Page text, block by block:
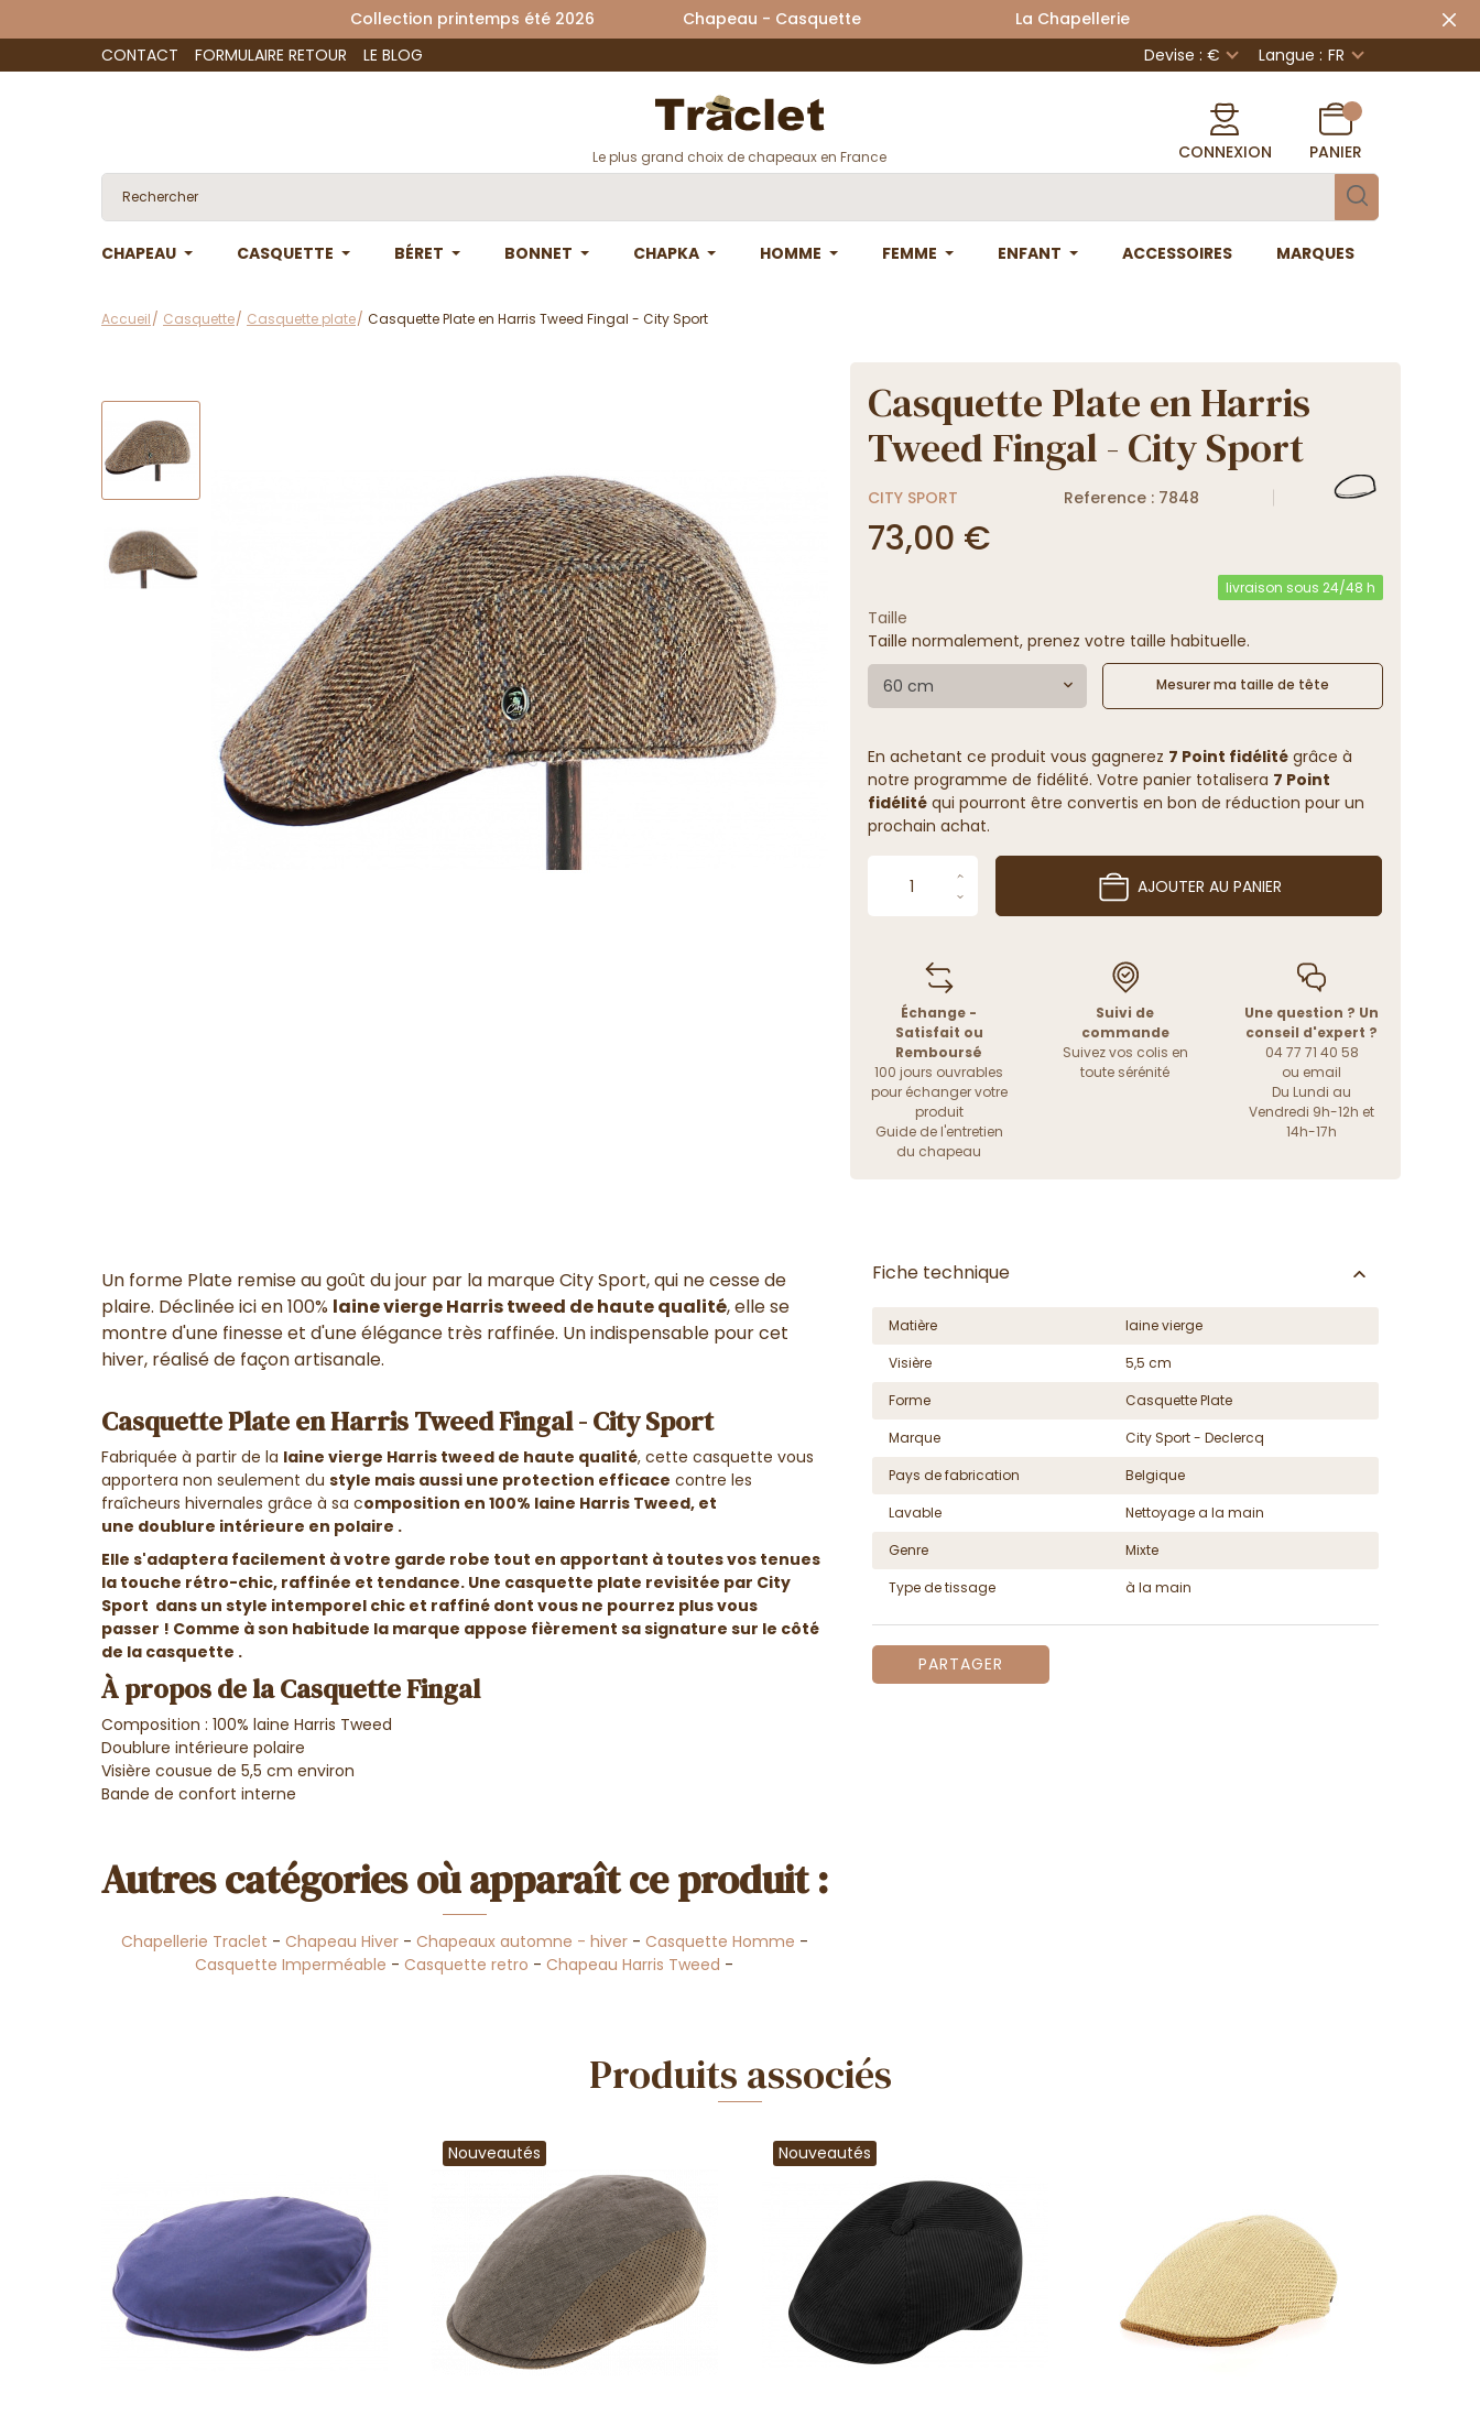
Collection printemps été 2026 Chapeau - Casquette La Chapellerie
CONTACT
FORMULAIRE RETOUR LE BLOG Devise : € Langue : FR
Le plus grand choix de chapeaux en France CONNEXION PANIER
CHAPEAU CASQUETTE BÉRET BONNET CHAPKA HOMME FEMME ENFANT ACCESSOIRES MARQUES
Accueil Casquette Casquette plate Casquette Plate en Harris Tweed Fingal - City Sport
Casquette Plate en Harris
Tweed Fingal - City Sport
CITY SPORT Reference : 7848
73,00 €
livraison sous 24/48 h
Taille
Taille normalement, prenez votre taille habituelle.
60 cm Mesurer ma taille de tête
En achetant ce produit vous gagnerez 7 Point fidélitégrâce à
notre programme de fidélité. Votre panier totalisera 7 Point
fidélitéqui pourront être convertis en bon de réduction pour un
prochain achat.
AJOUTER AU PANIER
Échange -
Satisfait ou
Remboursé
100 jours ouvrables
pour échanger votre
produit
Guide de l'entretien
du chapeau
Suivi de
commande
Suivez vos colis en
toute sérénité
Une question ? Un
conseil d'expert ?
04 77 71 40 58
ou email
Du Lundi au
Vendredi 9h-12h et
14h-17h
Un forme Plate remise au goût du jour par la marque City Sport, qui ne cesse de
plaire. Déclinée ici en 100% laine vierge Harris tweed de haute qualité, elle se
montre d'une finesse et d'une élégance très raffinée. Un indispensable pour cet
hiver, réalisé de façon artisanale.
Casquette Plate en Harris Tweed Fingal - City Sport
Fabriquée à partir de la laine vierge Harris tweed de haute qualité, cette casquette vous
apportera non seulement du style mais aussi une protection efficace contre les
fraîcheurs hivernales grâce à sa composition en 100% laine Harris Tweed, et
une doublure intérieure en polaire .
Elle s'adaptera facilement à votre garde robe tout en apportant à toutes vos tenues
la touche rétro-chic, raffinée et tendance. Une casquette plate revisitée par City
Sport dans un style intemporel chic et raffiné dont vous ne pourrez plus vous
passer ! Comme à son habitude la marque appose fièrement sa signature sur le côté
de la casquette .
À propos de la Casquette Fingal
Composition : 100% laine Harris Tweed
Doublure intérieure polaire
Visière cousue de 5,5 cm environ
Bande de confort interne
Autres catégories où apparaît ce produit :
Chapellerie Traclet - Chapeau Hiver- Chapeaux automne - hiver- Casquette Homme -
Casquette Imperméable -Casquette retro -Chapeau Harris Tweed -
Fiche technique
Matière
laine vierge
Visière
5,5 cm
Forme
Casquette Plate
Marque
City Sport - Declercq
Pays de fabrication
Belgique
Lavable
Nettoyage a la main
Genre
Mixte
Type de tissage
à la main
PARTAGER
Produits associés
Nouveautés Nouveautés